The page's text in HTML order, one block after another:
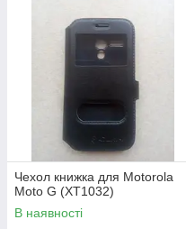
Чехол книжка для Motorola
Moto G (XT1032)
В наявності